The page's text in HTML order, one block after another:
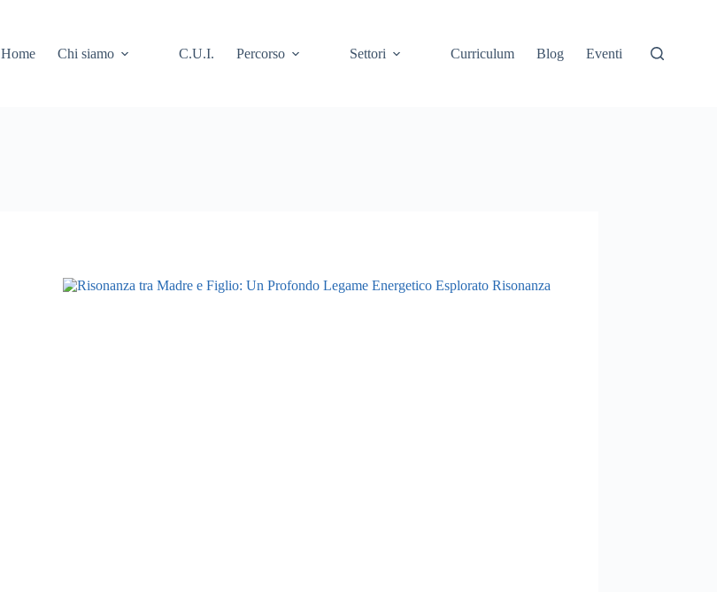
Home
Chi siamo C.U.I. Percorso Settori Curriculum Blog Eventi